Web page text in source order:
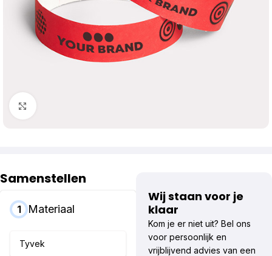
Samenstellen
1 Materiaal
Tyvek
Wij staan voor je
klaar
Kom je er niet uit? Bel ons
voor persoonlijk en
vrijblijvend advies van een